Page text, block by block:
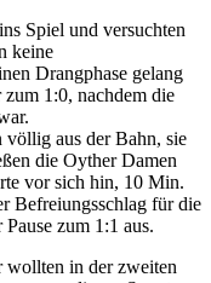
Spiel und versuchten
keine
Drangphase gelang
1:0, nachdem die
völlig aus der Bahn, sie
die Oyther Damen
vor sich hin, 10 Min.
Befreiungsschlag für die
zum 1:1 aus.
wollten in der zweiten